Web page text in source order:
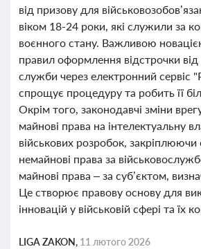
від призову для
віком 18-24 роки, які служили за
воєнного стану. Важливою
правил оформлення відстрочки від
служби через електронний сервіс
спрощує процедуру та робить її
Окрім того, законодавчі зміни
майнові права на інтелектуальну
військових розробок, закріплюючи
немайнові права за
майнові права – за суб’єктом,
Це створює правову основу для
інновацій у військовій сфері та їх
LIGA ZAKON, 11 лютого 2026